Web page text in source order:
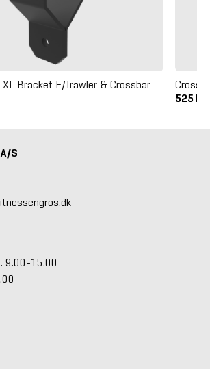
Bracket F/Trawler & Crossbar
525 kr.
S
9.00-15.00